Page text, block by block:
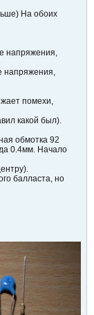
На обоих
напряжения,
напряжения,
помехи,
какой был).
обмотка 92
0.4мм. Начало
балласта, но